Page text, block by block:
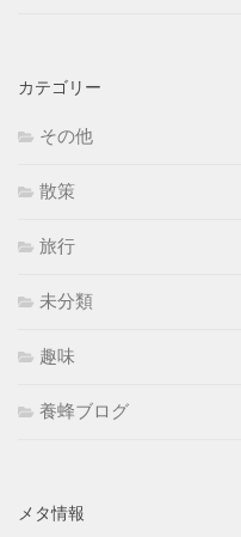
カテゴリー
その他
散策
旅行
未分類
趣味
養蜂ブログ
メタ情報